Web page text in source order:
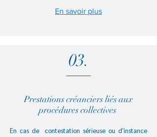
En savoir plus
03.
Prestations créanciers liés aux
procédures collectives
En cas de contestation sérieuse ou d'instance